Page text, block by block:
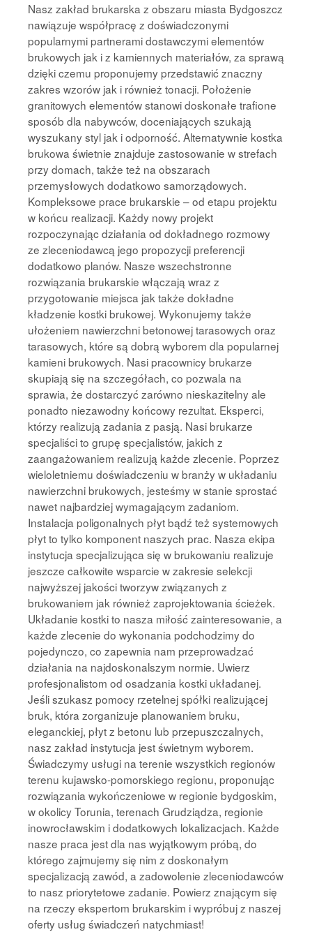
Nasz zakład brukarska z obszaru miasta Bydgoszcz
nawiązuje współpracę z doświadczonymi
popularnymi partnerami dostawczymi elementów
brukowych jak i z kamiennych materiałów, za sprawą
dzięki czemu proponujemy przedstawić znaczny
zakres wzorów jak i również tonacji. Położenie
granitowych elementów stanowi doskonałe trafione
sposób dla nabywców, doceniających szukają
wyszukany styl jak i odporność. Alternatywnie kostka
brukowa świetnie znajduje zastosowanie w strefach
przy domach, także też na obszarach
przemysłowych dodatkowo samorządowych.
Kompleksowe prace brukarskie – od etapu projektu
w końcu realizacji. Każdy nowy projekt
rozpoczynając działania od dokładnego rozmowy
ze zleceniodawcą jego propozycji preferencji
dodatkowo planów. Nasze wszechstronne
rozwiązania brukarskie włączają wraz z
przygotowanie miejsca jak także dokładne
kładzenie kostki brukowej. Wykonujemy także
ułożeniem nawierzchni betonowej tarasowych oraz
tarasowych, które są dobrą wyborem dla popularnej
kamieni brukowych. Nasi pracownicy brukarze
skupiają się na szczegółach, co pozwala na
sprawia, że dostarczyć zarówno nieskazitelny ale
ponadto niezawodny końcowy rezultat. Eksperci,
którzy realizują zadania z pasją. Nasi brukarze
specjaliści to grupę specjalistów, jakich z
zaangażowaniem realizują każde zlecenie. Poprzez
wieloletniemu doświadczeniu w branży w układaniu
nawierzchni brukowych, jesteśmy w stanie sprostać
nawet najbardziej wymagającym zadaniom.
Instalacja poligonalnych płyt bądź też systemowych
płyt to tylko komponent naszych prac. Nasza ekipa
instytucja specjalizująca się w brukowaniu realizuje
jeszcze całkowite wsparcie w zakresie selekcji
najwyższej jakości tworzyw związanych z
brukowaniem jak również zaprojektowania ścieżek.
Układanie kostki to nasza miłość zainteresowanie, a
każde zlecenie do wykonania podchodzimy do
pojedynczo, co zapewnia nam przeprowadzać
działania na najdoskonalszym normie. Uwierz
profesjonalistom od osadzania kostki układanej.
Jeśli szukasz pomocy rzetelnej spółki realizującej
bruk, która zorganizuje planowaniem bruku,
eleganckiej, płyt z betonu lub przepuszczalnych,
nasz zakład instytucja jest świetnym wyborem.
Świadczymy usługi na terenie wszystkich regionów
terenu kujawsko-pomorskiego regionu, proponując
rozwiązania wykończeniowe w regionie bydgoskim,
w okolicy Torunia, terenach Grudziądza, regionie
inowrocławskim i dodatkowych lokalizacjach. Każde
nasze praca jest dla nas wyjątkowym próbą, do
którego zajmujemy się nim z doskonałym
specjalizacją zawód, a zadowolenie zleceniodawców
to nasz priorytetowe zadanie. Powierz znającym się
na rzeczy ekspertom brukarskim i wypróbuj z naszej
oferty usług świadczeń natychmiast!